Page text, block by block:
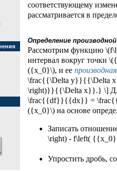
соответствующему
рассматривается в
Определение производной
Рассмотрим функцию
интервал вокруг точки
({x_0}\), и ее производная
\frac{{\Delta y}}{{\Delta
\right)}}{{\Delta x}}.} \]
\frac{{df}}{{dx}} =
({x_0}\) на основе
Записать
\right) - f\left(
Упростить дробь,